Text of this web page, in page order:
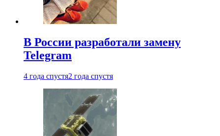
В России разработали замену
Telegram
4 года спустя2 года спустя